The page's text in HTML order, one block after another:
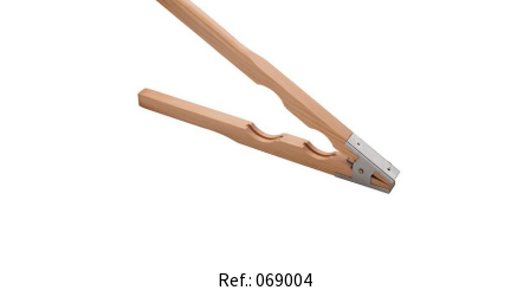
Ref.: 069004